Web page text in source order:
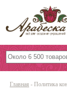
Бусины,
Бисер
Главная - Политика